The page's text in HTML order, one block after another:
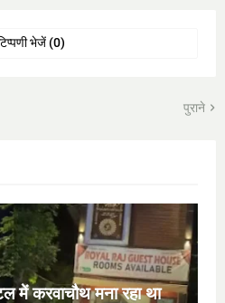
भेजें (0)
पुराने
में करवाचौथ मना रहा था